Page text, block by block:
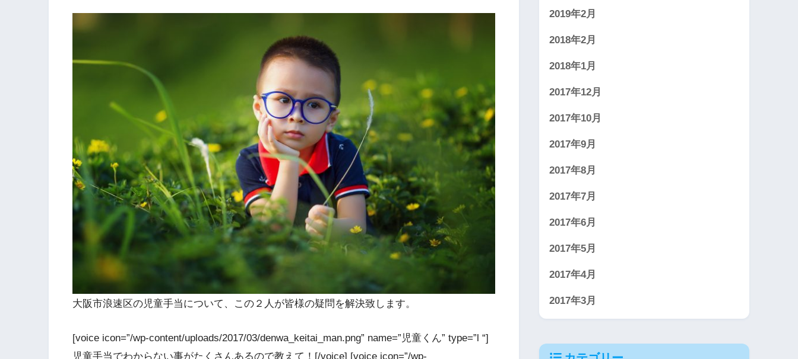
大阪市浪速区の児童手当について、この２人が皆様の疑問を解決致します。
[voice icon=”/wp-content/uploads/2017/03/denwa_keitai_man.png” name=”児童くん” type=”l “]
児童手当でわからない事がたくさんあるので教えて！[/voice] [voice icon=”/wp-
2019年2月
2018年2月
2018年1月
2017年12月
2017年10月
2017年9月
2017年8月
2017年7月
2017年6月
2017年5月
2017年4月
2017年3月